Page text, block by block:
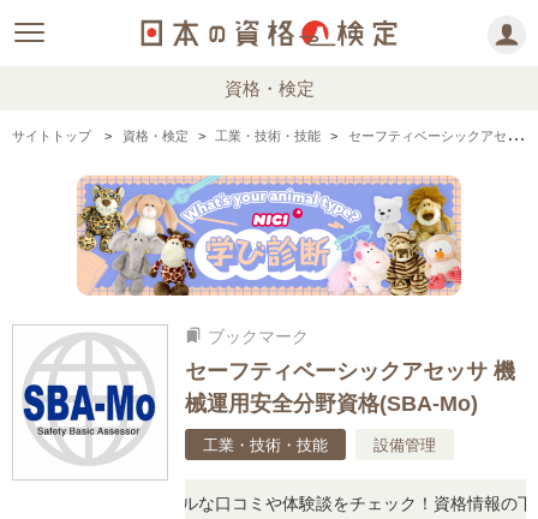
資格・検定
サイトトップ 資格・検定 工業・技術・技能 セーフティベーシックアセッサ 機械運用安全分野資格(SBA-Mo)の情報まとめ
bookmarks ブックマーク
セーフティベーシックアセッサ 機
械運用安全分野資格(SBA-Mo)
工業・技術・技能 設備管理
に思ったら、リアルな口コミや体験談をチェック！資格情報の下か